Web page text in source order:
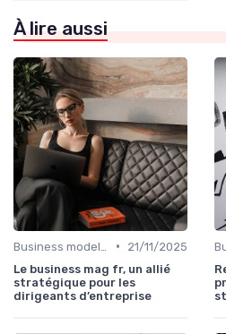
À lire aussi
•
21/11/2025
Le business mag fr, un allié
stratégique pour les
dirigeants d’entreprise